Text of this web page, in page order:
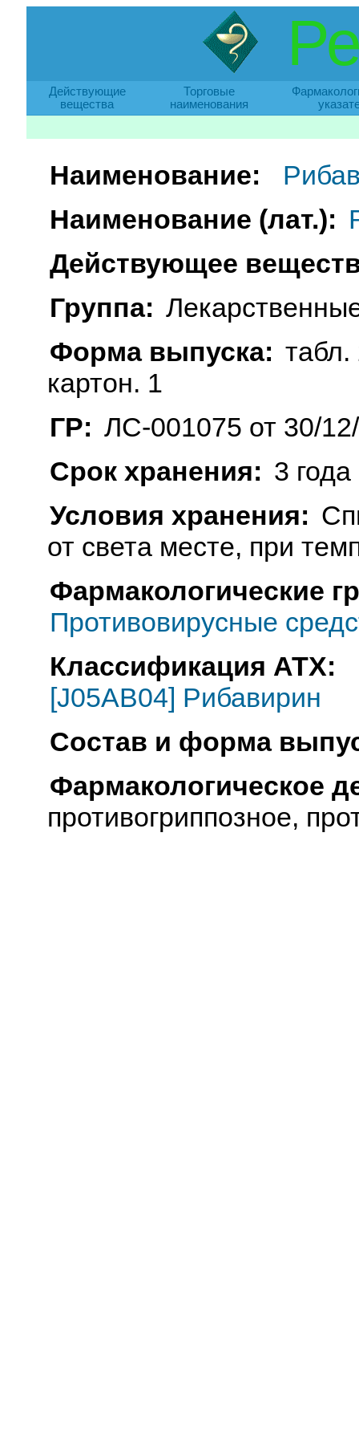
Действующие
вещества
Торговые
наименования
Наименование:
Наименование (лат.):
Действующее
Группа:
Форма выпуска: табл.
картон. 1
ГР: ЛС-001075 от 30/
Срок хранения: 3 года
Условия хранения:
от света месте, при
Фармакологические
Противовирусные
Классификация АТХ:
[J05AB04] Рибавирин
Состав и форма
Фармакологическое
противогриппозное,